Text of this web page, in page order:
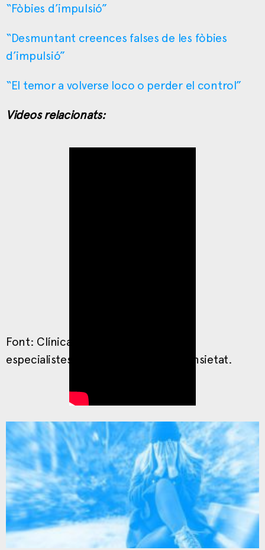
“Fòbies d’impulsió”
“Desmuntant creences falses de les fòbies
d’impulsió”
“El temor a volverse loco o perder el control”
Videos relacionats:
Font: Clínica de l’Ansietat. Psicòlegs
especialistes en el tractament de l’ansietat.